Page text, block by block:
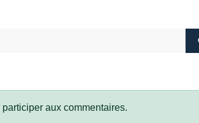
aux commentaires.